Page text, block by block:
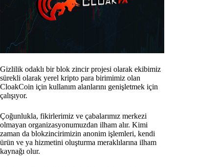
Gizlilik odaklı bir blok zincir projesi olarak ekibimiz
sürekli olarak yerel kripto para birimimiz olan
CloakCoin için kullanım alanlarını genişletmek için
çalışıyor.
Çoğunlukla, fikirlerimiz ve çabalarımız merkezi
olmayan organizasyonumuzdan ilham alır. Kimi
zaman da blokzincirimizin anonim işlemleri, kendi
ürün ve ya hizmetini oluşturma meraklılarına ilham
kaynağı olur.